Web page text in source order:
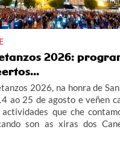
2026:
2026, na honra de
ao 25 de agosto e veñen
que che
son as xiras dos